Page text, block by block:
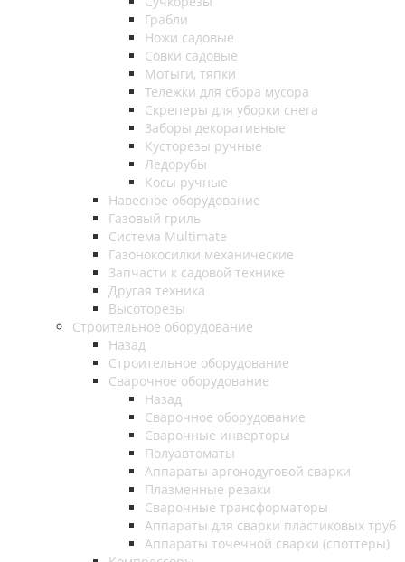
Грабли
Ножи садовые
Совки садовые
Мотыги, тяпки
Тележки для сбора мусора
Скреперы для уборки снега
Заборы декоративные
Кусторезы ручные
Ледорубы
Косы ручные
Навесное оборудование
Газовый гриль
Система Multimate
Газонокосилки механические
Запчасти к садовой технике
Другая техника
Высоторезы
Строительное оборудование
Назад
Строительное оборудование
Сварочное оборудование
Назад
Сварочное оборудование
Сварочные инверторы
Полуавтоматы
Аппараты аргонодуговой сварки
Плазменные резаки
Сварочные трансформаторы
Аппараты для сварки пластиковых труб
Аппараты точечной сварки (споттеры)